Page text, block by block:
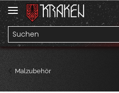
Malzubehör